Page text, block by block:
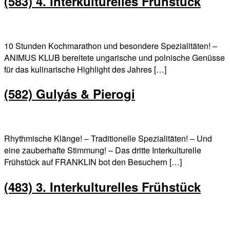
10 Stunden Kochmarathon und besondere Spezialitäten! –
ANIMUS KLUB bereitete ungarische und polnische Genüsse
für das kulinarische Highlight des Jahres […]
(582) Gulyás & Pierogi
Rhythmische Klänge! – Traditionelle Spezialitäten! – Und
eine zauberhafte Stimmung! – Das dritte Interkulturelle
Frühstück auf FRANKLIN bot den Besuchern […]
(483) 3. Interkulturelles Frühstück